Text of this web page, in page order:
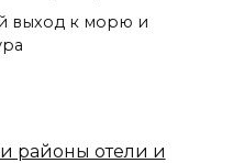
выход к морю и